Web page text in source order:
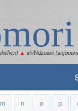
▲ shiNdzuani
m n o p